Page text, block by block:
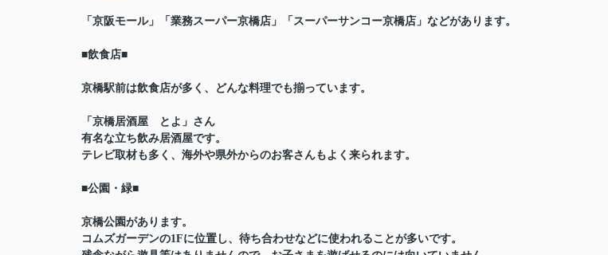
「京阪モール」「業務スーパー京橋店」「スーパーサンコー京橋店」などがあります。
■飲食店■
京橋駅前は飲食店が多く、どんな料理でも揃っています。
「京橋居酒屋 とよ」さん
有名な立ち飲み居酒屋です。
テレビ取材も多く、海外や県外からのお客さんもよく来られます。
■公園・緑■
京橋公園があります。
コムズガーデンの1Fに位置し、待ち合わせなどに使われることが多いです。